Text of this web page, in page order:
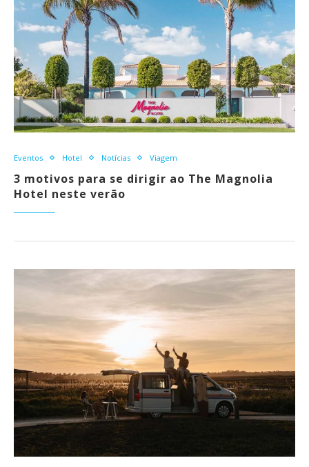
Eventos Hotel Notícias Viagem
3 motivos para se dirigir ao The Magnolia
Hotel neste verão